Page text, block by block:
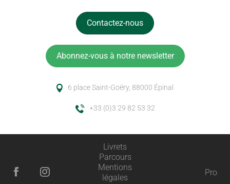
Contactez-nous
Abonnez-vous à notre newsletter
6 place Saint-Goëry, 88000 Épinal
+33 (0)3 29 82 53 32
Livrets
Parcours
Mentions
légales
Pro